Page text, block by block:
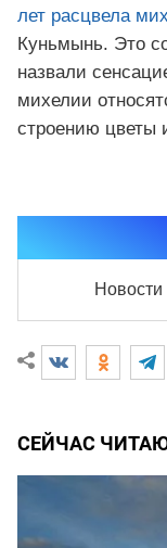
лет расцвела
Куньмынь. Это
назвали
михелии
строению цветы
Новости
СЕЙЧАС